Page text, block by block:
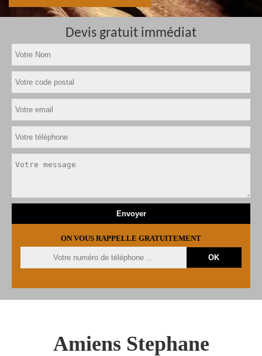
Devis gratuit immédiat
ON VOUS RAPPELLE GRATUITEMENT
Amiens Stephane